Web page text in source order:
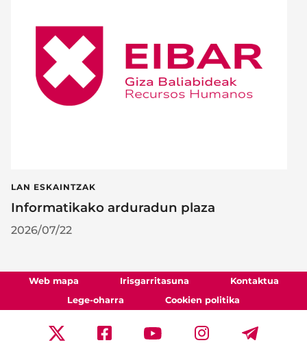
LAN ESKAINTZAK
Informatikako arduradun plaza
2026/07/22
Web mapa Irisgarritasuna
Kontaktua
Lege-oharra
Cookien politika